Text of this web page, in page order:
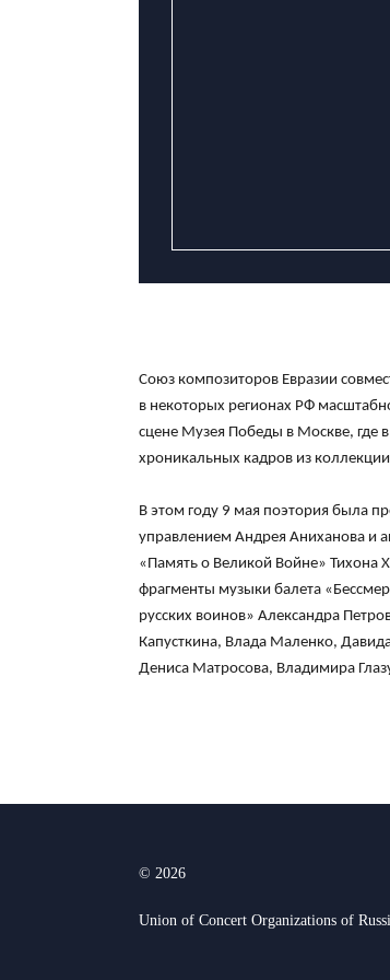
Союз композиторов Евразии
в некоторых регионах РФ
сцене Музея Победы в Москве, где
хроникальных кадров из
В этом году 9 мая поэтория была
управлением Андрея Аниханова и
«Память о Великой Войне» Тихона
фрагменты музыки балета
русских воинов» Александра
Капусткина, Влада Маленко,
Дениса Матросова, Владимира
© 2026
Union of Concert Organizations of